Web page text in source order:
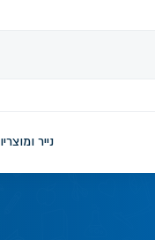
נייר ומוצריו